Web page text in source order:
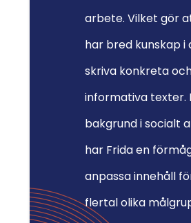
arbete. Vilket gör
har bred kunskap i
skriva konkreta
informativa texter.
bakgrund i socialt
har Frida en
anpassa innehåll
flertal olika